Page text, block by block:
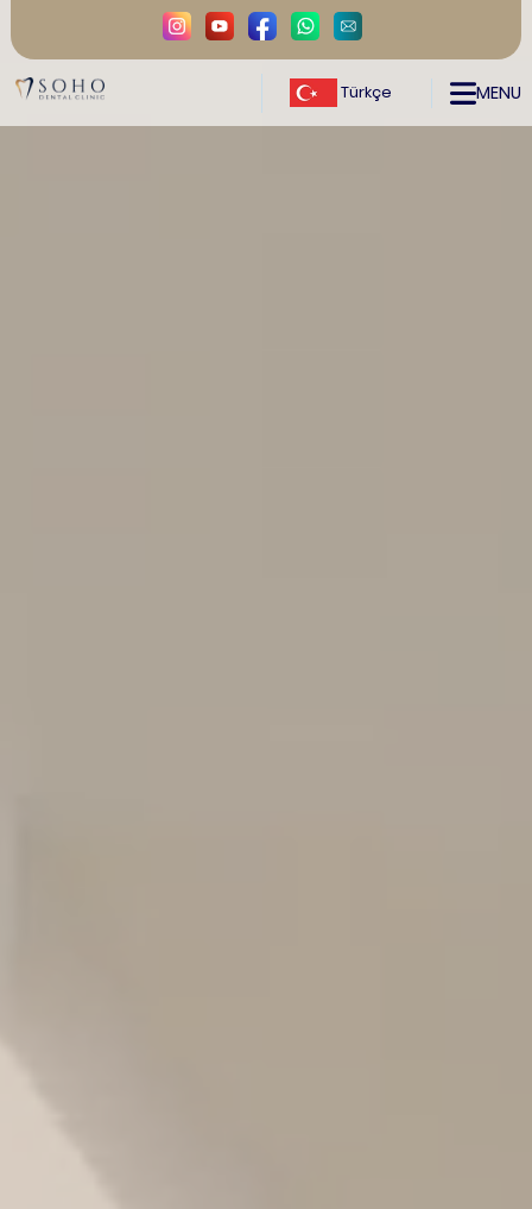
Türkçe MENU